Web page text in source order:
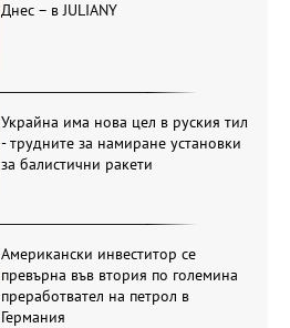
Днес – в JULIANY
Украйна има нова цел в руския тил
- трудните за намиране установки
за балистични ракети
Американски инвеститор се
превърна във втория по големина
преработвател на петрол в
Германия